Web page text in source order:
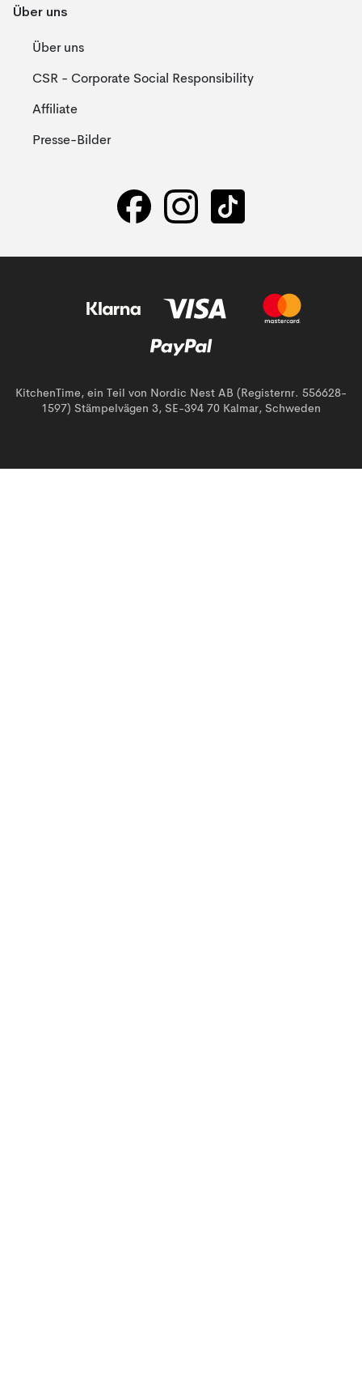
Über uns
Über uns
CSR - Corporate Social Responsibility
Affiliate
Presse-Bilder
KitchenTime, ein Teil von Nordic Nest AB (Registernr. 556628-
1597) Stämpelvägen 3, SE-394 70 Kalmar, Schweden